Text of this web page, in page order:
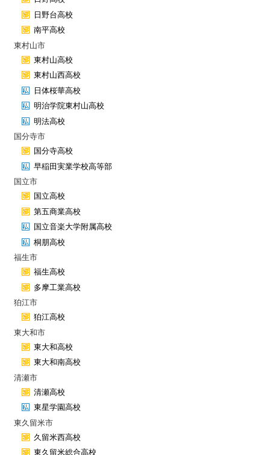
日野台高校
南平高校
東村山市
東村山高校
東村山西高校
日体桜華高校
明治学院東村山高校
明法高校
国分寺市
国分寺高校
早稲田実業学校高等部
国立市
国立高校
第五商業高校
国立音楽大学附属高校
桐朋高校
福生市
福生高校
多摩工業高校
狛江市
狛江高校
東大和市
東大和高校
東大和南高校
清瀬市
清瀬高校
東星学園高校
東久留米市
久留米西高校
東久留米総合高校